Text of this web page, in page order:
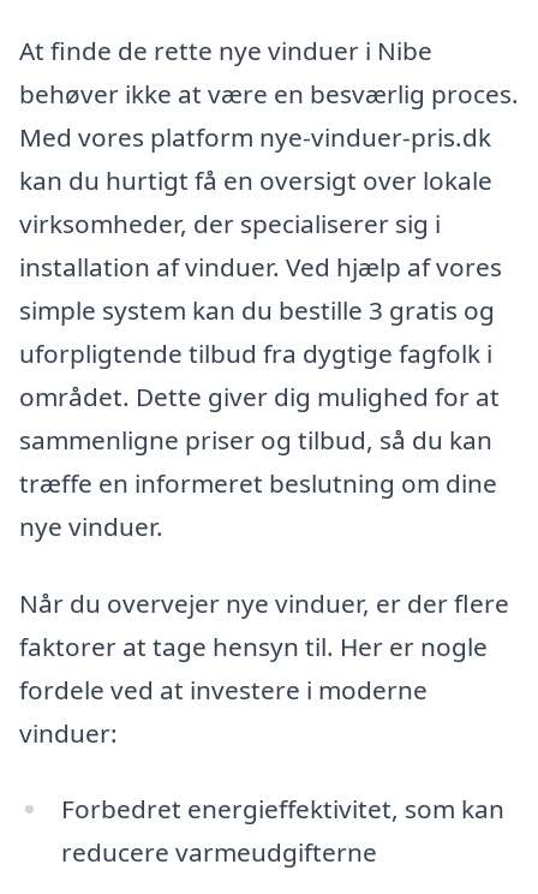
At finde de rette nye vinduer i Nibe
behøver ikke at være en besværlig proces.
Med vores platform nye-vinduer-pris.dk
kan du hurtigt få en oversigt over lokale
virksomheder, der specialiserer sig i
installation af vinduer. Ved hjælp af vores
simple system kan du bestille 3 gratis og
uforpligtende tilbud fra dygtige fagfolk i
området. Dette giver dig mulighed for at
sammenligne priser og tilbud, så du kan
træffe en informeret beslutning om dine
nye vinduer.
Når du overvejer nye vinduer, er der flere
faktorer at tage hensyn til. Her er nogle
fordele ved at investere i moderne
vinduer:
Forbedret energieffektivitet, som kan
reducere varmeudgifterne